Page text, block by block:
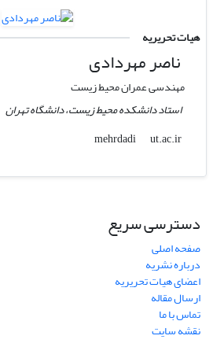
هیات تحریریه
ناصر مهردادی
مهندسی عمران محیط زیست
استاد دانشکده محیط زیست، دانشگاه تهران
mehrdadi
ut.ac.ir
دسترسی سریع
صفحه اصلی
درباره نشریه
اعضای هیات تحریریه
ارسال مقاله
تماس با ما
نقشه سایت